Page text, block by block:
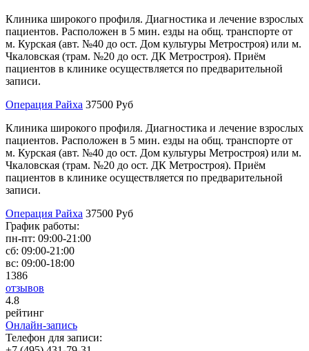
Клиника широкого профиля. Диагностика и лечение взрослых
пациентов. Расположен в 5 мин. езды на общ. транспорте от
м. Курская (авт. №40 до ост. Дом культуры Метростроя) или м.
Чкаловская (трам. №20 до ост. ДК Метростроя). Приём
пациентов в клинике осуществляется по предварительной
записи.
Операция Райха 37500 Руб
Клиника широкого профиля. Диагностика и лечение взрослых
пациентов. Расположен в 5 мин. езды на общ. транспорте от
м. Курская (авт. №40 до ост. Дом культуры Метростроя) или м.
Чкаловская (трам. №20 до ост. ДК Метростроя). Приём
пациентов в клинике осуществляется по предварительной
записи.
Операция Райха 37500 Руб
График работы:
пн-пт: 09:00-21:00
сб: 09:00-21:00
вс: 09:00-18:00
1386
отзывов
4.8
рейтинг
Онлайн-запись
Телефон для записи: